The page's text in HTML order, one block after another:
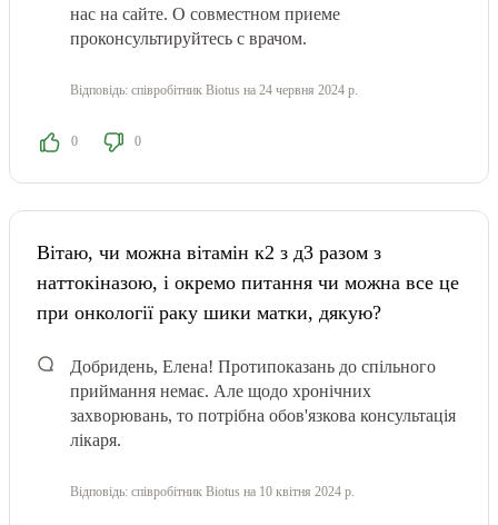
нас на сайте. О совместном приеме
проконсультируйтесь с врачом.
Відповідь: співробітник Biotus на 24 червня 2024 р.
0 0
Вітаю, чи можна вітамін к2 з д3 разом з
наттокіназою, і окремо питання чи можна все це
при онкології раку шики матки, дякую?
Добридень, Елена! Протипоказань до спільного
приймання немає. Але щодо хронічних
захворювань, то потрібна обов'язкова консультація
лікаря.
Відповідь: співробітник Biotus на 10 квітня 2024 р.